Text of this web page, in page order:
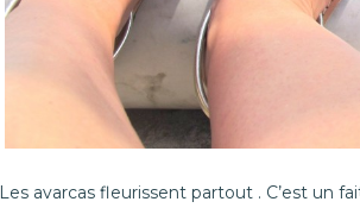
Les avarcas fleurissent partout . C’est un